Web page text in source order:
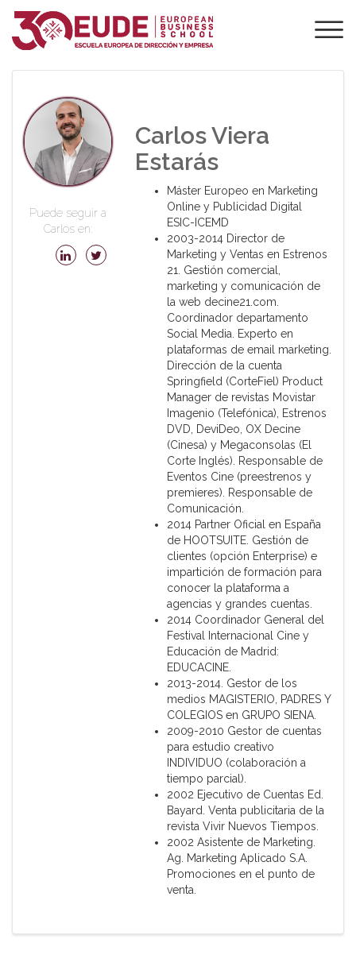
PROFESORADO DE
EUDE
Puede seguir a
Carlos en:
Carlos Viera
Estarás
Máster Europeo en Marketing
Online y Publicidad Digital
ESIC-ICEMD
2003-2014 Director de
Marketing y Ventas en Estrenos
21. Gestión comercial,
marketing y comunicación de
la web decine21.com.
Coordinador departamento
Social Media. Experto en
plataformas de email marketing.
Dirección de la cuenta
Springfield (CorteFiel) Product
Manager de revistas Movistar
Imagenio (Telefónica), Estrenos
DVD, DeviDeo, OX Decine
(Cinesa) y Megaconsolas (El
Corte Inglés). Responsable de
Eventos Cine (preestrenos y
premieres). Responsable de
Comunicación.
2014 Partner Oficial en España
de HOOTSUITE. Gestión de
clientes (opción Enterprise) e
impartición de formación para
conocer la plataforma a
agencias y grandes cuentas.
2014 Coordinador General del
Festival Internacional Cine y
Educación de Madrid:
EDUCACINE.
2013-2014. Gestor de los
medios MAGISTERIO, PADRES Y
COLEGIOS en GRUPO SIENA.
2009-2010 Gestor de cuentas
para estudio creativo
INDIVIDUO (colaboración a
tiempo parcial).
2002 Ejecutivo de Cuentas Ed.
Bayard. Venta publicitaria de la
revista Vivir Nuevos Tiempos.
2002 Asistente de Marketing.
Ag. Marketing Aplicado S.A.
Promociones en el punto de
venta.